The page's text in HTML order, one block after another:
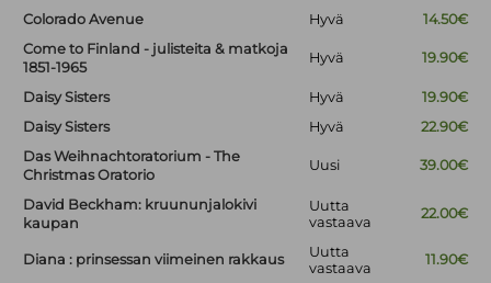
Colorado Avenue Hyvä
14.50€
Come to Finland - julisteita & matkoja
1851-1965
Hyvä 19.90€
Daisy Sisters Hyvä
19.90€
Daisy Sisters
Hyvä
22.90€
Das Weihnachtoratorium - The
Christmas Oratorio
Uusi 39.00€
David Beckham: kruununjalokivi
kaupan
Uutta
vastaava
22.00€
Diana : prinsessan viimeinen rakkaus
Uutta
vastaava
11.90€